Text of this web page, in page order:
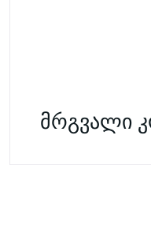
მრგვალი